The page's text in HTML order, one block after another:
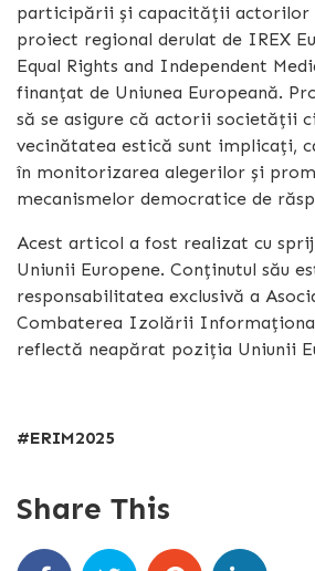
participării și capacității actorilor
proiect regional derulat de IREX
Equal Rights and Independent
finanțat de Uniunea Europeană.
să se asigure că actorii societății
vecinătatea estică sunt implicați,
în monitorizarea alegerilor și
mecanismelor democratice de
Acest articol a fost realizat cu
Uniunii Europene. Conținutul său
responsabilitatea exclusivă a
Combaterea Izolării
reflectă neapărat poziția Uniunii
#ERIM2025
Share This